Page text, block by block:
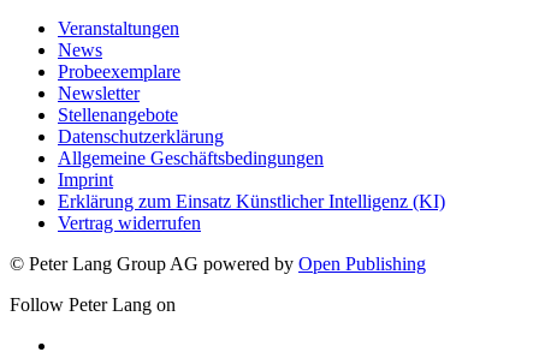
Veranstaltungen
News
Probeexemplare
Newsletter
Stellenangebote
Datenschutzerklärung
Allgemeine Geschäftsbedingungen
Imprint
Erklärung zum Einsatz Künstlicher Intelligenz (KI)
Vertrag widerrufen
© Peter Lang Group AG powered by Open Publishing
Follow Peter Lang on